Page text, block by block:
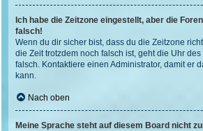
Ich habe die Zeitzone eingestellt, aber die
falsch!
Wenn du dir sicher bist, dass du die Zeitzone
die Zeit trotzdem noch falsch ist, geht die Uhr
falsch. Kontaktiere einen Administrator, damit er
kann.
Nach oben
Meine Sprache steht auf diesem Board nicht